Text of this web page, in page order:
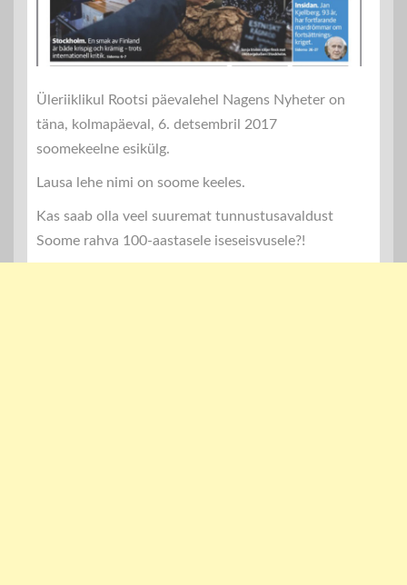
Üleriiklikul Rootsi päevalehel Nagens Nyheter on
täna, kolmapäeval, 6. detsembril 2017
soomekeelne esikülg.
Lausa lehe nimi on soome keeles.
Kas saab olla veel suuremat tunnustusavaldust
Soome rahva 100-aastasele iseseisvusele?!